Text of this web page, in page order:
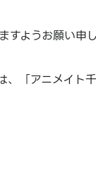
ようお願い申し
「アニメイト